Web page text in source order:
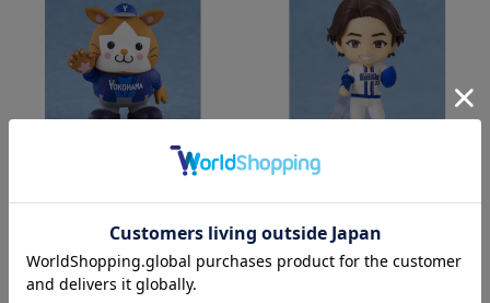
どさぷらいず/VISITOR/DB.スターマ
ン
¥2,400(税込)
どさぷらいず/#22:入江大生
¥2,400(税込)